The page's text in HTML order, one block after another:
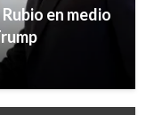
en medio